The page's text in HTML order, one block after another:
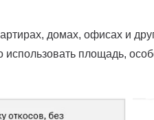
домах, офисах и
площадь,